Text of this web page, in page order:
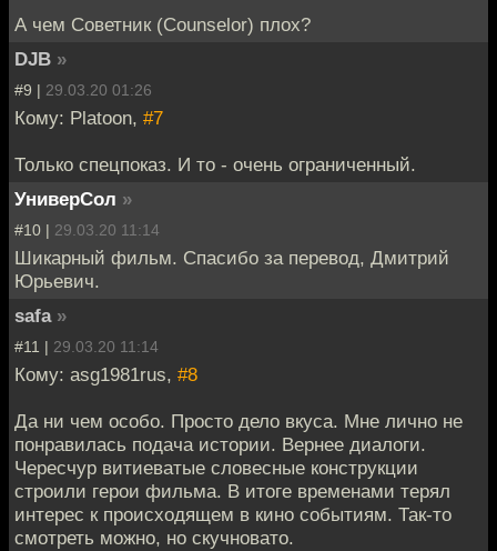
А чем Советник (Counselor) плох?
DJB »
#9 | 29.03.20 01:26
Кому: Platoon, #7
Только спецпоказ. И то - очень ограниченный.
УниверСол »
#10 | 29.03.20 11:14
Шикарный фильм. Спасибо за перевод, Дмитрий
Юрьевич.
safa »
#11 | 29.03.20 11:14
Кому: asg1981rus, #8
Да ни чем особо. Просто дело вкуса. Мне лично не
понравилась подача истории. Вернее диалоги.
Чересчур витиеватые словесные конструкции
строили герои фильма. В итоге временами терял
интерес к происходящем в кино событиям. Так-то
смотреть можно, но скучновато.